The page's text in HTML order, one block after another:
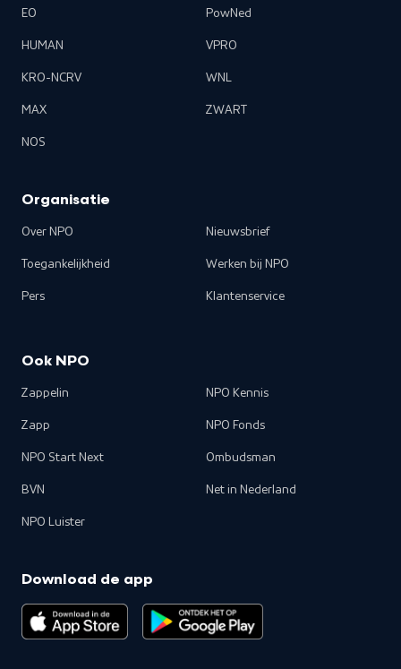
EO
HUMAN
KRO-NCRV
MAX
NOS
PowNed
VPRO
WNL
ZWART
Organisatie
Over NPO
Toegankelijkheid
Pers
Nieuwsbrief
Werken bij NPO
Klantenservice
Ook NPO
Zappelin
Zapp
NPO Start Next
BVN
NPO Luister
NPO Kennis
NPO Fonds
Ombudsman
Net in Nederland
Download de app